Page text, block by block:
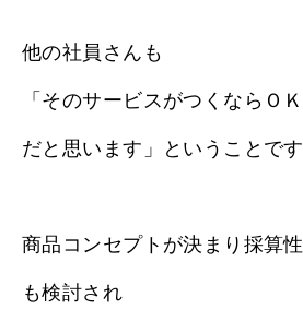
他の社員さんも
「そのサービスがつくならＯＫ
だと思います」ということです
商品コンセプトが決まり採算性
も検討され